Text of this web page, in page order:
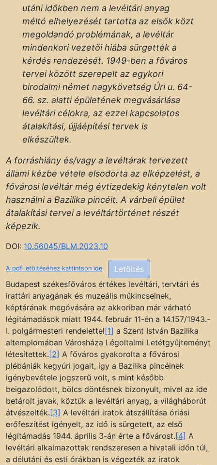
utáni időkben nem a levéltári anyag
méltó elhelyezését tartotta az elsők közt
megoldandó problémának, a levéltár
mindenkori vezetői hiába sürgették a
kérdés rendezését. 1949-ben a főváros
tervei között szerepelt az egykori
birodalmi német nagykövetség Úri u. 64-
66. sz. alatti épületének megvásárlása
levéltári célokra, az ezzel kapcsolatos
átalakítási, újjáépítési tervek is
elkészültek.
A forráshiány és/vagy a levéltárak tervezett
állami kézbe vétele elsodorta az elképzelést, a
fővárosi levéltár még évtizedekig kénytelen volt
használni a Bazilika pincéit. A várbeli épület
átalakítási tervei a levéltártörténet részét
képezik.
DOI: 10.56045/BLM.2023.10
A pdf letöltéséhez kattintson ide
Letöltés
Budapest székesfőváros értékes levéltári, tervtári és
irattári anyagának és muzeális műkincseinek,
képtárának megóvására az akkoriban már várható
légitámadások miatt 1944. február 11-én a 14.157/1943.-
I. polgármesteri rendelettel[1] a Szent István Bazilika
altemplomában Városháza Légoltalmi Letétgyűjteményt
létesítettek. [2] A főváros gyakorolta a fővárosi
plébániák kegyúri jogait, így a Bazilika pincéinek
igénybevétele jogszerű volt, s mint később
beigazolódott, bölcs döntésnek bizonyult, mivel az ide
betárolt javak, köztük a levéltári anyag, a világháborút
átvészelték. [3] A levéltári iratok átszállítása óriási
erőfeszítést igényelt, az idő is sürgetett, az első
légitámadás 1944. április 3-án érte a fővárost. [4] A
levéltári alkalmazottak rendszeresen a hivatali időn túl,
a délutáni és esti órákban is végezték az iratok